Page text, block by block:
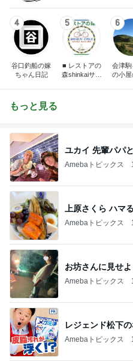
4
谷口釣船の嫁
ちゃん日記
5
■ レストアの
森shinkaiサイ
6
会津
の小屋
もっと見る
ユカイ 先輩パパ
Amebaトピックス
上原さくら ハマ
Amebaトピックス
お坊さんに見せ
Amebaトピックス
レジェンド松下
Amebaトピックス